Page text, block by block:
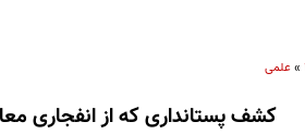
»علمی
کشف پستانداری که از انفجاری